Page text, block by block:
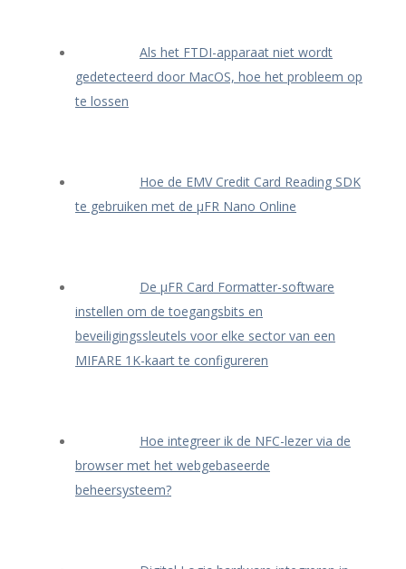
Als het FTDI-apparaat niet wordt
gedetecteerd door MacOS, hoe het probleem op
te lossen
Hoe de EMV Credit Card Reading SDK
te gebruiken met de μFR Nano Online
De μFR Card Formatter-software
instellen om de toegangsbits en
beveiligingssleutels voor elke sector van een
MIFARE 1K-kaart te configureren
Hoe integreer ik de NFC-lezer via de
browser met het webgebaseerde
beheersysteem?